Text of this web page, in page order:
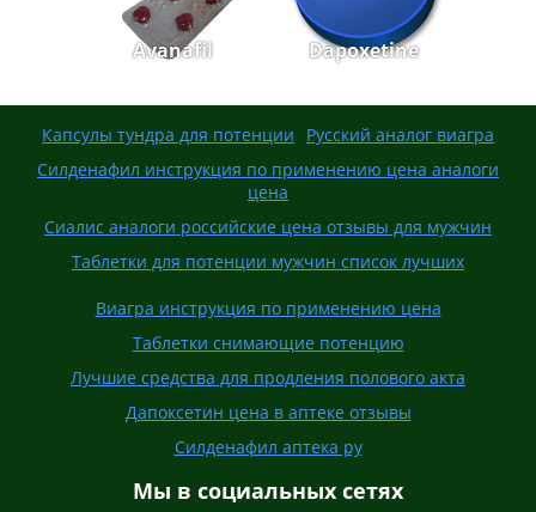
Avanafil Dapoxetine
Капсулы тундра для потенции
Русский аналог виагра
Силденафил инструкция по применению цена аналоги
цена
Сиалис аналоги российские цена отзывы для мужчин
Таблетки для потенции мужчин список лучших
Виагра инструкция по применению цена
Таблетки снимающие потенцию
Лучшие средства для продления полового акта
Дапоксетин цена в аптеке отзывы
Силденафил аптека ру
Мы в социальных сетях